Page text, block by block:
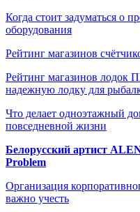
Когда стоит задуматься о
оборудования
Рейтинг магазинов
Рейтинг магазинов лодок
надежную лодку для
Что делает одноэтажный
повседневной жизни
Белорусский артист
Problem
Организация
важно учесть